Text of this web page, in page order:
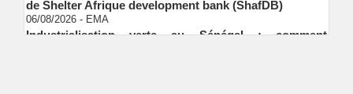
06/08/2026 -EMA
Industrialisation verte au Sénégal : comment
transformer le dialogue d'experts en adhésion